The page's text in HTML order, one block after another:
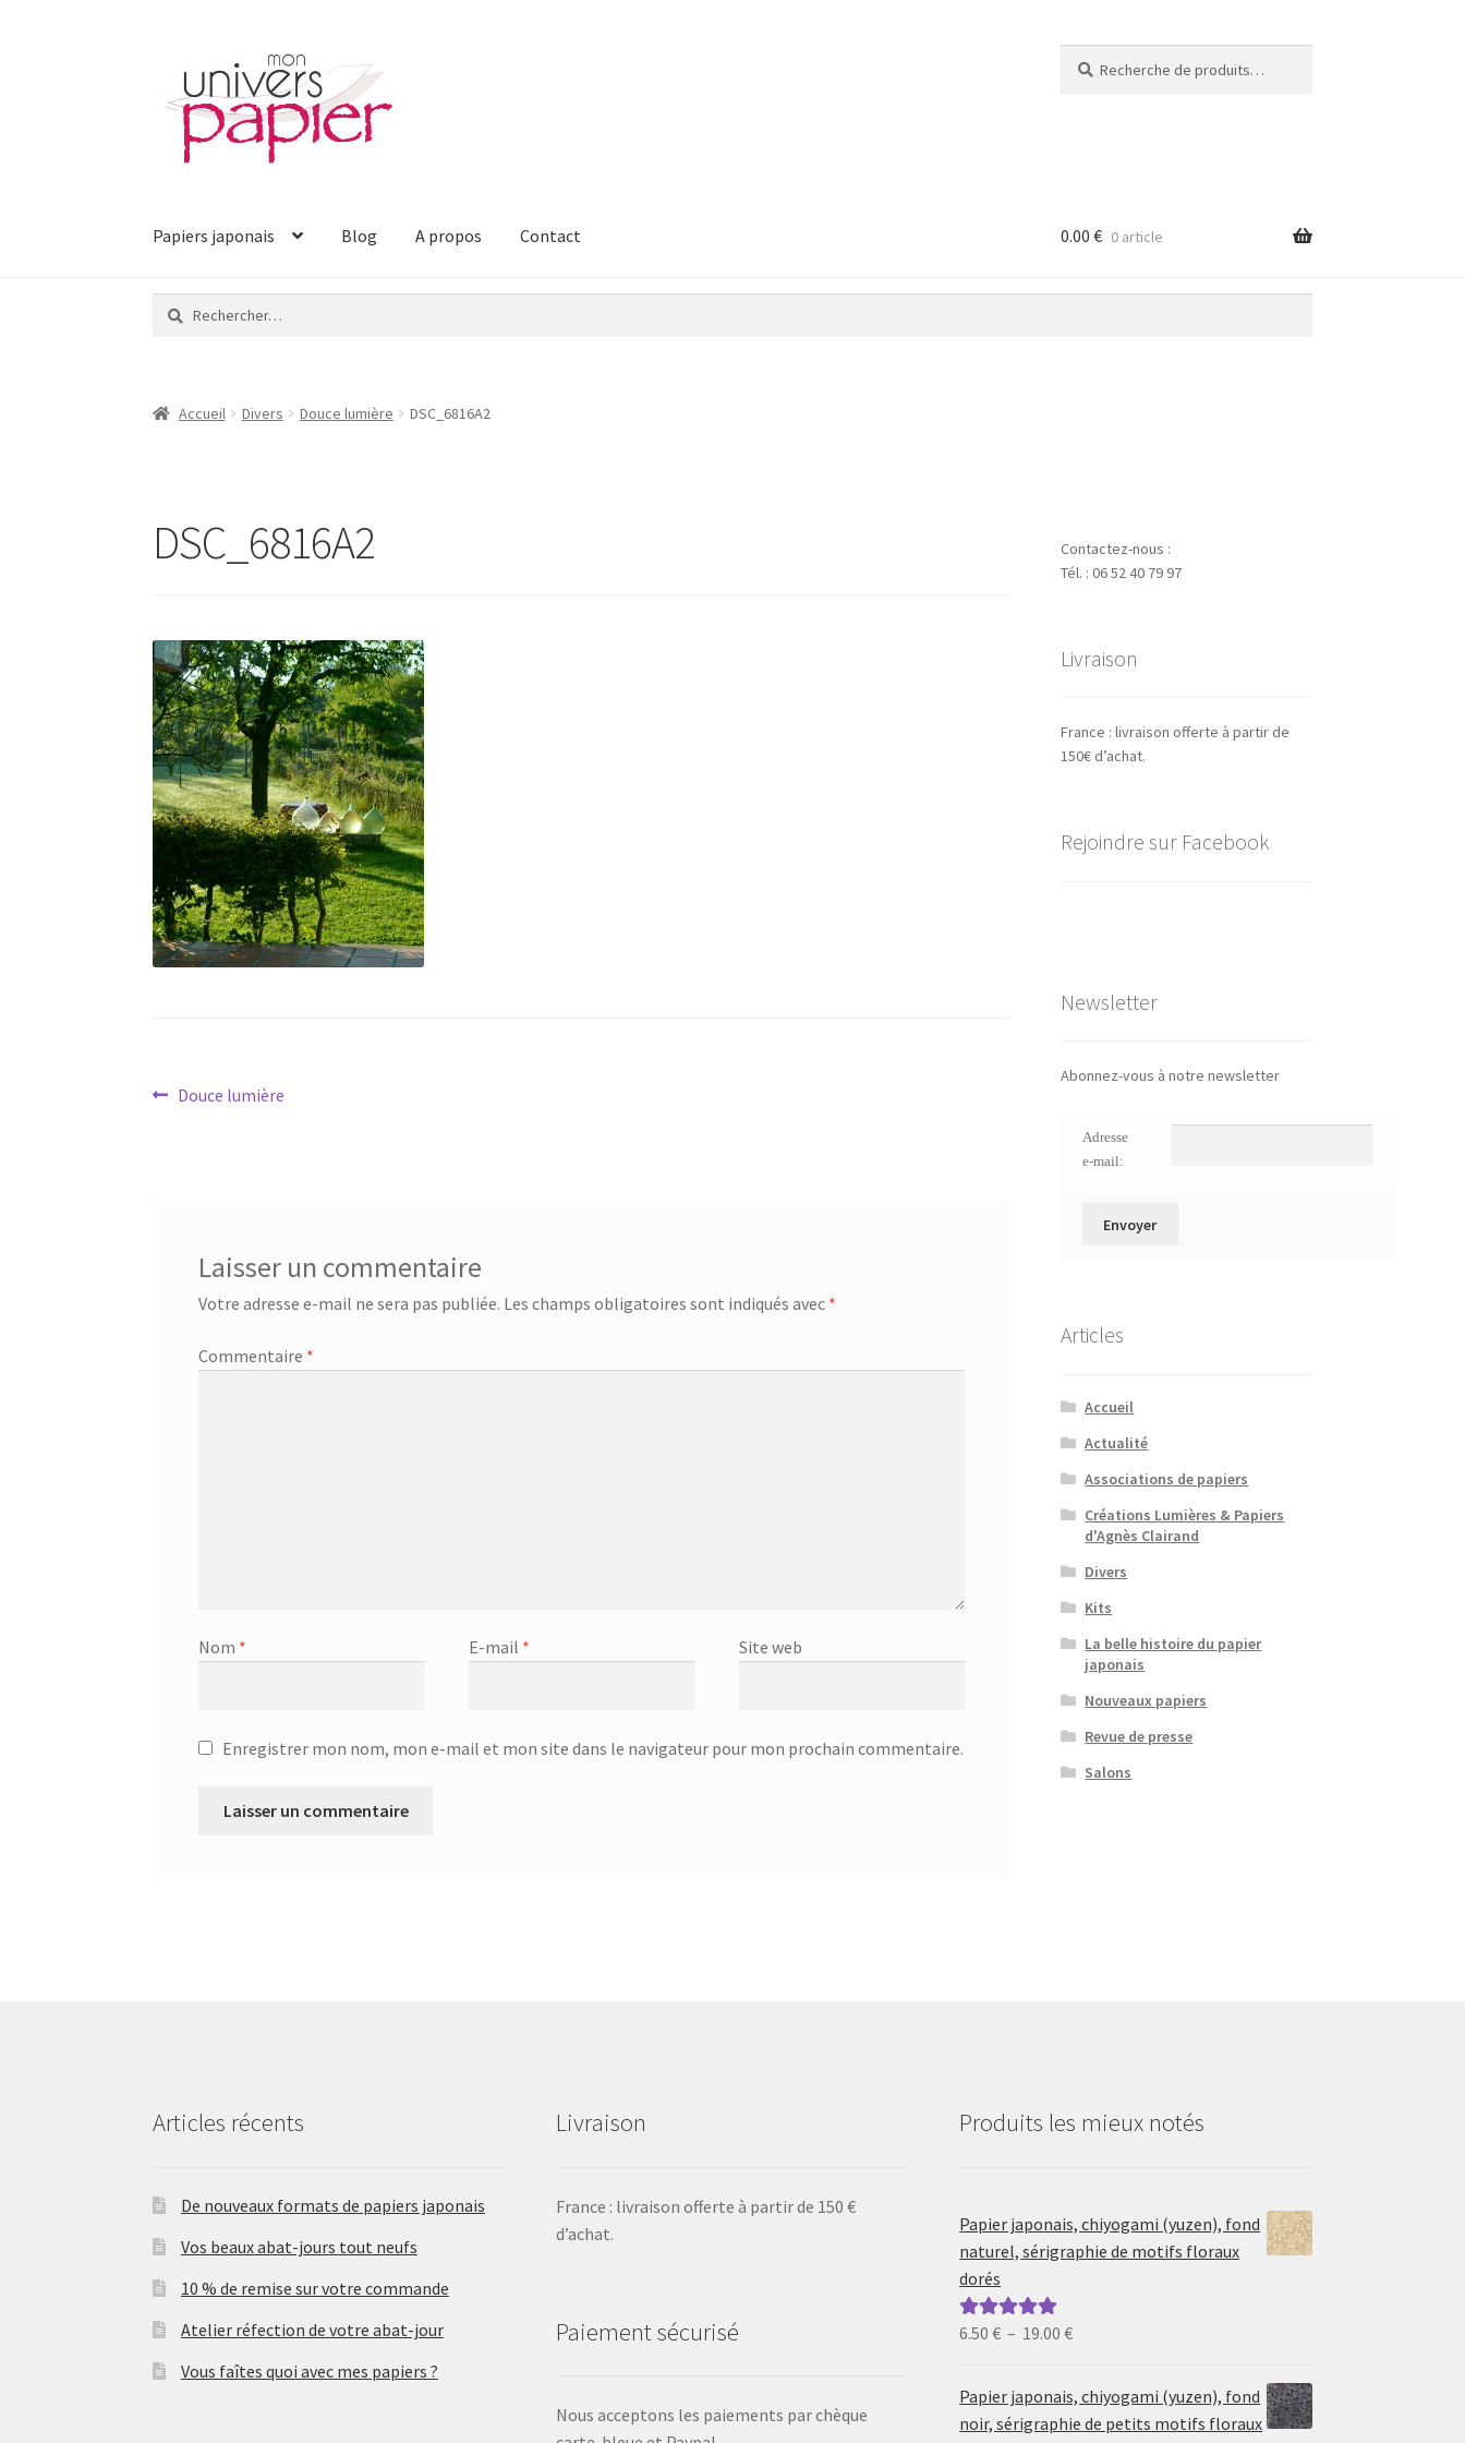
la
navigation
contenu
pour :
Papiers japonais Blog A propos Contact 0.00 € 0 article
Rechercher :
Accueil Divers Douce lumière DSC_6816A2
DSC_6816A2
Navigation
Article
Douce lumière
Laisser un commentaire
Votre adresse e-mail ne sera pas publiée. Les champs obligatoires sont indiqués avec *
Commentaire *
Nom * E-mail * Site web
Enregistrer mon nom, mon e-mail et mon site dans le navigateur pour mon prochain commentaire.
Contactez-nous :
Tél. : 06 52 40 79 97
Livraison
France : livraison offerte à partir de
150€ d’achat.
Rejoindre sur Facebook
Newsletter
Abonnez-vous à notre newsletter
Adresse
e-mail:
Articles
Accueil
Actualité
Associations de papiers
Créations Lumières & Papiers
d'Agnès Clairand
Divers
Kits
La belle histoire du papier
japonais
Nouveaux papiers
Revue de presse
Salons
Articles récents
De nouveaux formats de papiers japonais
Vos beaux abat-jours tout neufs
10 % de remise sur votre commande
Atelier réfection de votre abat-jour
Vous faîtes quoi avec mes papiers ?
Livraison
France : livraison offerte à partir de 150 €
d’achat.
Paiement sécurisé
Nous acceptons les paiements par chèque
Produits les mieux notés
Papier japonais, chiyogami (yuzen), fond
naturel, sérigraphie de motifs floraux
dorés
Note5.00sur
6.50€ – 19.00€Plage
prix :
6.50 €
Papier japonais, chiyogami (yuzen), fond
noir, sérigraphie de petits motifs floraux